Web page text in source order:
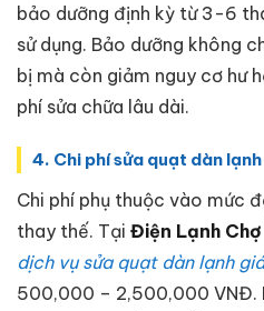
bảo dưỡng định kỳ từ 3-6
sử dụng. Bảo dưỡng không
bị mà còn giảm nguy cơ hư
phí sửa chữa lâu dài.
4. Chi phí sửa quạt dàn
Chi phí phụ thuộc vào mức
thay thế. Tại Điện Lạnh
dịch vụ sửa quạt dàn lạnh
500,000 – 2,500,000 VNĐ.